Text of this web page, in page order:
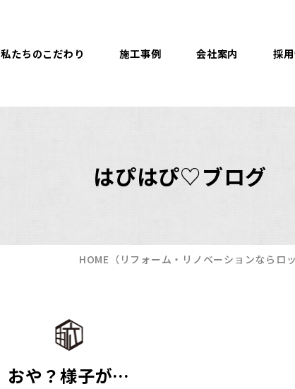
私たちのこだわり 施工事例 会社案内 採
はぴはぴ♡ブログ
HOME （リフォーム・リノベーションならロ
おや？様子が…